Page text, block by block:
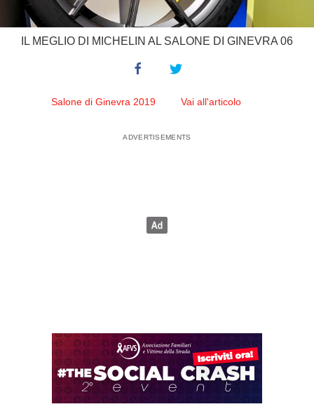
IL MEGLIO DI MICHELIN AL SALONE DI GINEVRA 06
Salone di Ginevra 2019 Vai all'articolo